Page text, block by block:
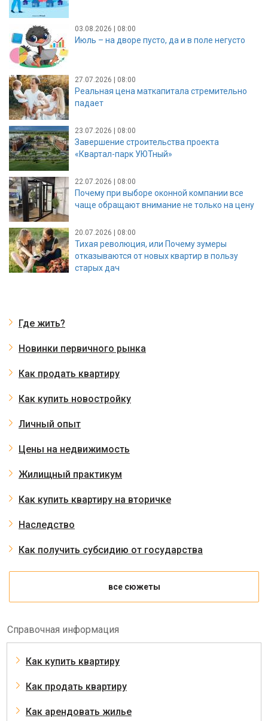
03.08.2026 | 08:00
Июль – на дворе пусто, да и в поле негусто
27.07.2026 | 08:00
Реальная цена маткапитала стремительно
падает
23.07.2026 | 08:00
Завершение строительства проекта
«Квартал-парк УЮТный»
22.07.2026 | 08:00
Почему при выборе оконной компании все
чаще обращают внимание не только на цену
20.07.2026 | 08:00
Тихая революция, или Почему зумеры
отказываются от новых квартир в пользу
старых дач
Где жить?
Новинки первичного рынка
Как продать квартиру
Как купить новостройку
Личный опыт
Цены на недвижимость
Жилищный практикум
Как купить квартиру на вторичке
Наследство
Как получить субсидию от государства
все сюжеты
Справочная информация
Как купить квартиру
Как продать квартиру
Как арендовать жилье